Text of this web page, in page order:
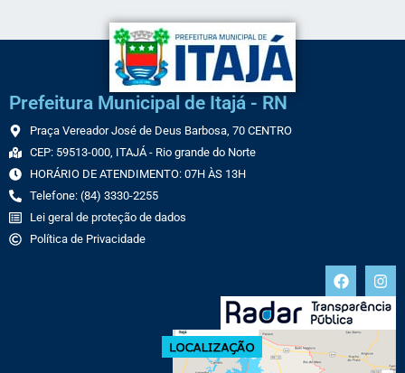
Prefeitura Municipal de Itajá - RN
Praça Vereador José de Deus Barbosa, 70 CENTRO
CEP: 59513-000, ITAJÁ - Rio grande do Norte
HORÁRIO DE ATENDIMENTO: 07H ÀS 13H
Telefone: (84) 3330-2255
Lei geral de proteção de dados
Política de Privacidade